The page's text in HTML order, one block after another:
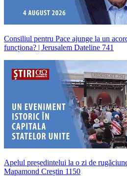
Consiliul pentru Pace ajunge la un
funcționa? | Jerusalem Dateline 741
Apelul președintelui la o zi de
Mapamond Creștin 1150